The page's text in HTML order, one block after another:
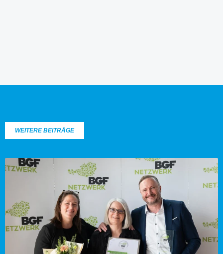
WEITERE BEITRÄGE